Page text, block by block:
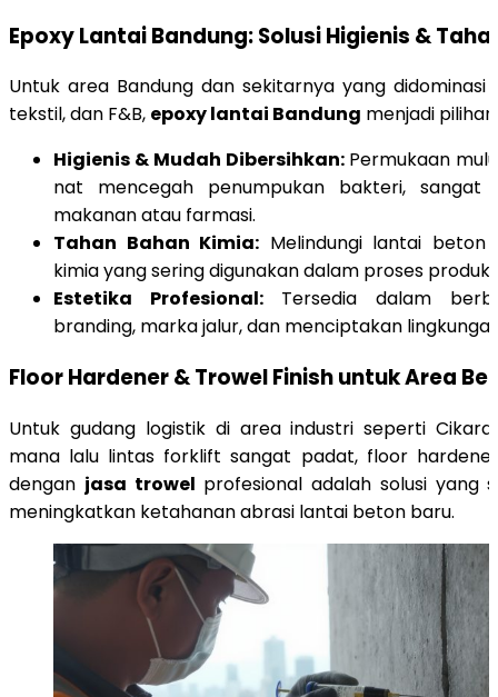
Epoxy Lantai Bandung: Solusi Higienis &
Untuk area Bandung dan sekitarnya yang didominasi
tekstil, dan F&B, epoxy lantai Bandung menjadi
Higienis & Mudah Dibersihkan:Permukaan
nat mencegah penumpukan bakteri, sangat
makanan atau farmasi.
Tahan Bahan Kimia: Melindungi lantai
kimia yang sering digunakan dalam proses
Estetika Profesional:Tersedia dalam
branding, marka jalur, dan menciptakan
Floor Hardener & Trowel Finish untuk Area
Untuk gudang logistik di area industri seperti
mana lalu lintas forklift sangat padat, floor
dengan jasa trowel profesional adalah solusi yang
meningkatkan ketahanan abrasi lantai beton baru.